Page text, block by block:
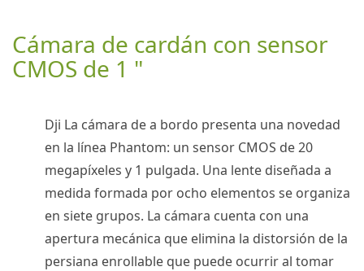
Cámara de cardán con sensor
CMOS de 1 "
Dji La cámara de a bordo presenta una novedad
en la línea Phantom: un sensor CMOS de 20
megapíxeles y 1 pulgada. Una lente diseñada a
medida formada por ocho elementos se organiza
en siete grupos. La cámara cuenta con una
apertura mecánica que elimina la distorsión de la
persiana enrollable que puede ocurrir al tomar